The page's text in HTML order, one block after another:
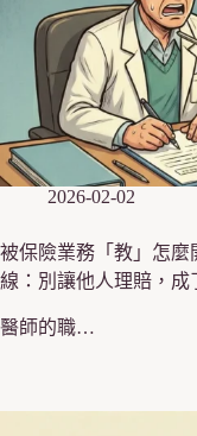
2026-02-02
被保險業務「教」怎
線：別讓他人理賠，成
醫師的職…